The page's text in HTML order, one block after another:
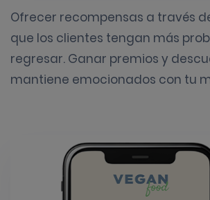
Ofrecer recompensas a través
que los clientes tengan más
regresar. Ganar premios y
mantiene emocionados con tu